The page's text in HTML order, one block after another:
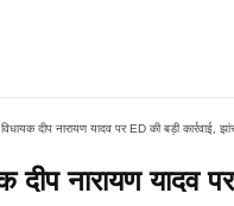
दीप नारायण यादव पर ED की बड़ी कार्रवाई,
दीप नारायण